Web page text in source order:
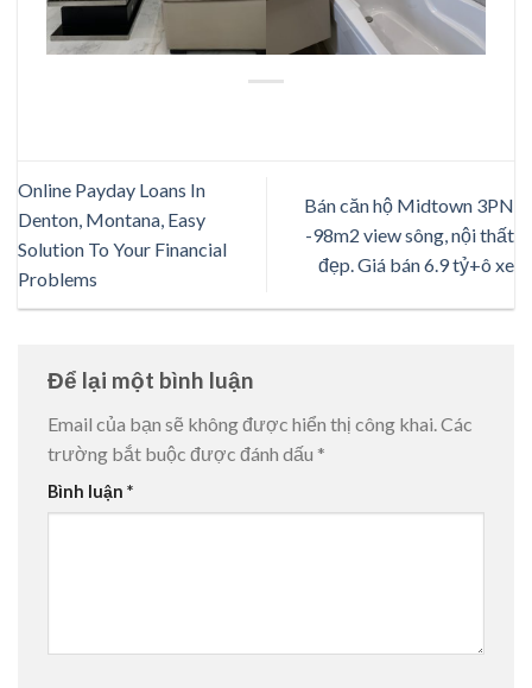
Online Payday Loans In
Denton, Montana, Easy
Solution To Your Financial
Problems
Bán căn hộ Midtown 3PN
-98m2 view sông, nội thất
đẹp. Giá bán 6.9 tỷ+ô xe
Để lại một bình luận
Email của bạn sẽ không được hiển thị công khai.Các
trường bắt buộc được đánh dấu *
Bình luận *